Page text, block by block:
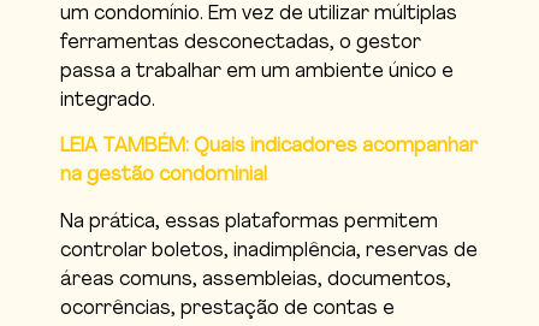
um condomínio. Em vez de utilizar múltiplas
ferramentas desconectadas, o gestor
passa a trabalhar em um ambiente único e
integrado.
LEIA TAMBÉM: Quais indicadores acompanhar
na gestão condominial
Na prática, essas plataformas permitem
controlar boletos, inadimplência, reservas de
áreas comuns, assembleias, documentos,
ocorrências, prestação de contas e